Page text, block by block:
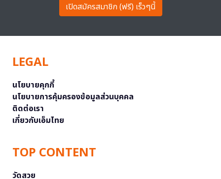
เปิดสมัครสมาชิก (ฟรี) เร็วๆนี้
LEGAL
นโยบายคุกกี้
นโยบายการคุ้มครองข้อมูลส่วนบุคคล
ติดต่อเรา
เกี่ยวกับเอ็มไทย
TOP CONTENT
วัดสวย